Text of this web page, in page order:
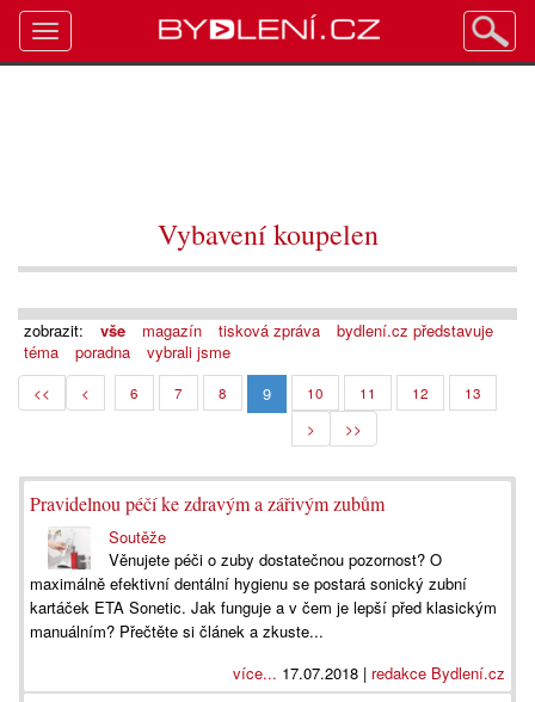
Vybavení koupelen
zobrazit: vše magazín tisková zpráva
bydlení.cz představuje
téma
poradna vybrali jsme
<< < 6 7 8 9 10 11 12
13
>
>>
Pravidelnou péčí ke zdravým a zářivým zubům
Soutěže
Věnujete péči o zuby dostatečnou pozornost? O
maximálně efektivní dentální hygienu se postará sonický zubní
kartáček ETA Sonetic. Jak funguje a v čem je lepší před klasickým
manuálním? Přečtěte si článek a zkuste...
více... 17.07.2018 | redakce Bydlení.cz
Toggle
navigation